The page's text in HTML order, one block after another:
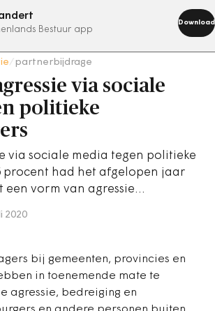
Bestuur app
Download
partnerbijdrage
via sociale
politieke
via sociale media tegen politieke
procent had het afgelopen jaar
een vorm van agressie…
2020
bij gemeenten, provincies en
in toenemende mate te
agressie, bedreiging en